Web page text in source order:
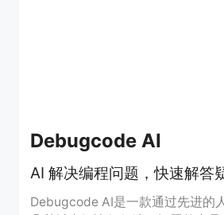
Debugcode AI
AI 解决编程问题，快速解答
Debugcode AI是一款通过先进的